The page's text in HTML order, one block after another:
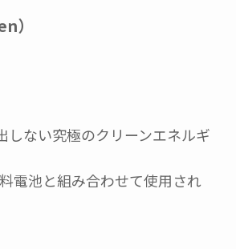
）
しない究極のクリーンエネルギ
電池と組み合わせて使用され